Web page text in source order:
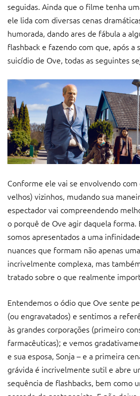
seguidas. Ainda que o filme tenha
ele lida com diversas cenas
humorada, dando ares de fábula a
flashback e fazendo com que, após
suicídio de Ove, todas as seguintes
Conforme ele vai se envolvendo
velhos) vizinhos, mudando sua
espectador vai compreendendo
o porquê de Ove agir daquela forma.
somos apresentados a uma
nuances que formam não apenas
incrivelmente complexa, mas
tratado sobre o que realmente
Entendemos o ódio que Ove sente
(ou engravatados) e sentimos a
às grandes corporações (primeiro
farmacêuticas); e vemos
e sua esposa, Sonja – e a primeira
grávida é incrivelmente sutil e abre
sequência de flashbacks, bem como